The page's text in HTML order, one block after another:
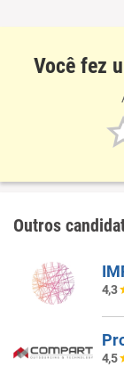
Você fez
Outros
4,3
4,5